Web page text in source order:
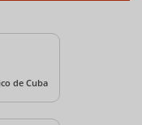
de Cuba